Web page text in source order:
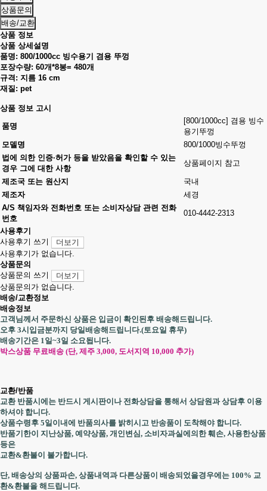
상품문의
배송/교환
상품 정보
상품 상세설명
품명: 800/1000cc 빙수용기 겸용 뚜껑
포장수량: 60개*8봉= 480개
규격: 지름 16 cm
재질: pet
상품 정보 고시
품명
[800/1000cc] 겸용 빙수
용기뚜껑
모델명
800/1000빙수뚜껑
법에 의한 인증·허가 등을 받았음을 확인할 수 있는
경우 그에 대한 사항
상품페이지 참고
제조국 또는 원산지
국내
제조자
세경
A/S 책임자와 전화번호 또는 소비자상담 관련 전화
번호
010-4442-2313
사용후기
사용후기 쓰기
더보기
사용후기가 없습니다.
상품문의
상품문의 쓰기
더보기
상품문의가 없습니다.
배송/교환정보
배송정보
고객님께서 주문하신 상품은 입금이 확인된후 배송해드립니다.
오후 3시입금분까지 당일배송해드립니다.(토요일 휴무)
배송기간은 1일~3일 소요됩니다.
박스상품 무료배송 (단, 제주 3,000, 도서지역 10,000 추가)
교환/반품
교환 반품시에는 반드시 게시판이나 전화상담을 통해서 상담원과 상담후 이용
하셔야 합니다.
상품수령후 5일이내에 반품의사를 밝히시고 반송품이 도착해야 합니다.
반품기한이 지난상품, 예약상품, 개인변심, 소비자과실에의한 훼손, 사용한상품
등은
교환&환불이 불가합니다.
단, 배송상의 상품파손, 상품내역과 다른상품이 배송되었을경우에는 100% 교
환&환불을 해드립니다.